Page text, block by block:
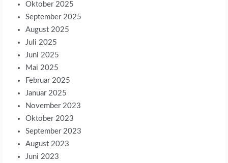
Oktober 2025
September 2025
August 2025
Juli 2025
Juni 2025
Mai 2025
Februar 2025
Januar 2025
November 2023
Oktober 2023
September 2023
August 2023
Juni 2023